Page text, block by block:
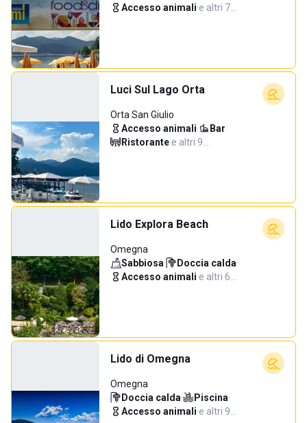
Accesso animali·e altri 7…
Luci Sul Lago Orta
Orta San Giulio
Accesso animali· Bar·
Ristorante·e altri 9…
Lido Explora Beach
Omegna
Sabbiosa· Doccia calda·
Accesso animali·e altri 6…
Lido di Omegna
Omegna
Doccia calda· Piscina·
Accesso animali·e altri 9…